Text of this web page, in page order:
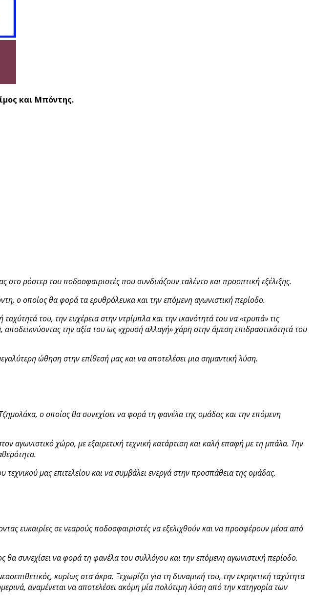
και Μπόντης.
στο ρόστερ του ποδοσφαιριστές που συνδυάζουν ταλέντο και προοπτική εξέλιξης.
ο οποίος θα φορά τα ερυθρόλευκα και την επόμενη αγωνιστική περίοδο.
του, την ευχέρεια στην ντρίμπλα και την ικανότητά του να «τρυπά» τις
την αξία του ως «χρυσή αλλαγή» χάρη στην άμεση επιδραστικότητά του
ώθηση στην επίθεσή μας και να αποτελέσει μια σημαντική λύση.
ο οποίος θα συνεχίσει να φορά τη φανέλα της ομάδας και την επόμενη
αγωνιστικό χώρο, με εξαιρετική τεχνική κατάρτιση και καλή επαφή με τη μπάλα. Την
μας επιτελείου και να συμβάλει ενεργά στην προσπάθεια της ομάδας.
ευκαιρίες σε νεαρούς ποδοσφαιριστές να εξελιχθούν και να προσφέρουν μέσα από
συνεχίσει να φορά τη φανέλα του συλλόγου και την επόμενη αγωνιστική περίοδο.
κυρίως στα άκρα. Ξεχωρίζει για τη δυναμική του, την εκρηκτική ταχύτητα
αναμένεται να αποτελέσει ακόμη μία πολύτιμη λύση από την κατηγορία των